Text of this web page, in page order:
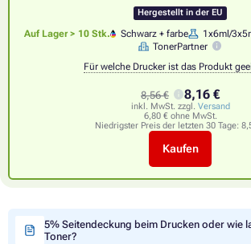
Hergestellt in der EU
Auf Lager > 10 Stk. Schwarz + farbe 1x6ml/
TonerPartner
Für welche Drucker ist das Produkt
8,56 € 8,16 €
inkl. MwSt. zzgl. Versand
6,80 € ohne MwSt.
Niedrigster Preis der letzten 30 Tage:
Kaufen
5% Seitendeckung beim Drucken oder wie
Toner?